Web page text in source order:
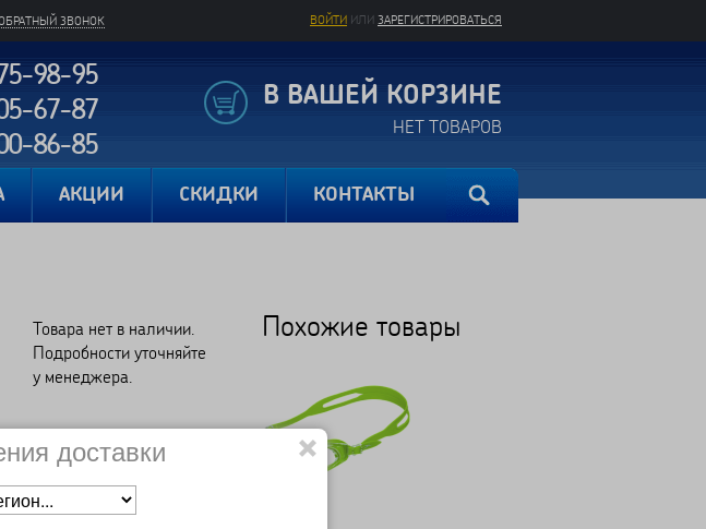
ЗВОНОК ВОЙТИ ИЛИ ЗАРЕГИСТРИРОВАТЬСЯ
98-95
67-87
86-85
В ВАШЕЙ КОРЗИНЕ
НЕТ ТОВАРОВ
АКЦИИ СКИДКИ КОНТАКТЫ
Товара нет в наличии.
Подробности уточняйте
у менеджера.
Нет в наличии
Похожие товары
доставки